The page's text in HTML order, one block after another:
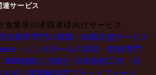
サービス
食業界の求職者様向けサービス
泊業界専門の就職・転職支援サービス
- シンガポールの宿泊・飲食専門
886旅館人力銀行 日本旅館工作 - 日
結ぶ課題解決型プラットフォーム